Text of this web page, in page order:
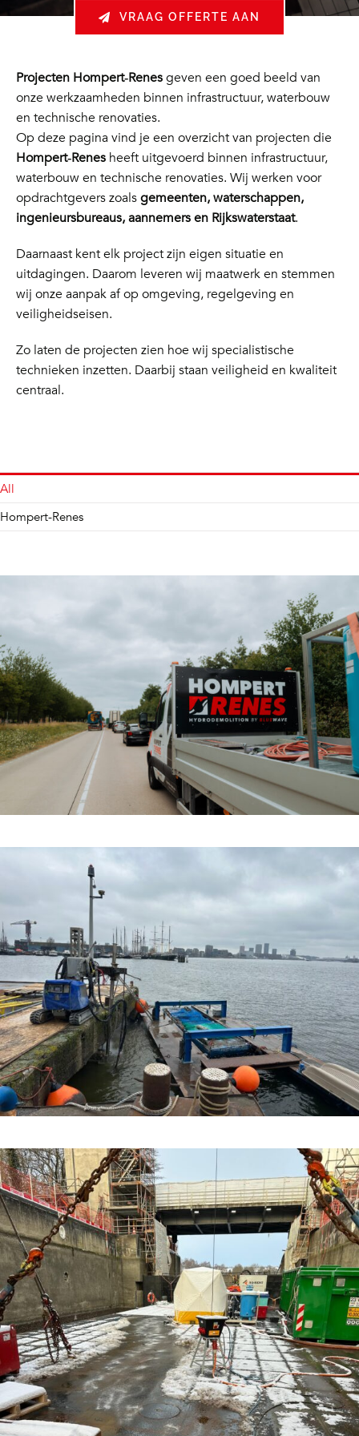
VRAAG OFFERTE AAN
Projecten Hompert‑Renesgeven een goed beeld van
onze werkzaamheden binnen infrastructuur, waterbouw
en technische renovaties.
Op deze pagina vind je een overzicht van projecten die
Hompert‑Renesheeft uitgevoerd binnen infrastructuur,
waterbouw en technische renovaties. Wij werken voor
opdrachtgevers zoalsgemeenten, waterschappen,
ingenieursbureaus, aannemers en Rijkswaterstaat.
Daarnaast kent elk project zijn eigen situatie en
uitdagingen. Daarom leveren wij maatwerk en stemmen
wij onze aanpak af op omgeving, regelgeving en
veiligheidseisen.
Zo laten de projecten zien hoe wij specialistische
technieken inzetten. Daarbij staan veiligheid en kwaliteit
centraal.
All
Hompert-Renes